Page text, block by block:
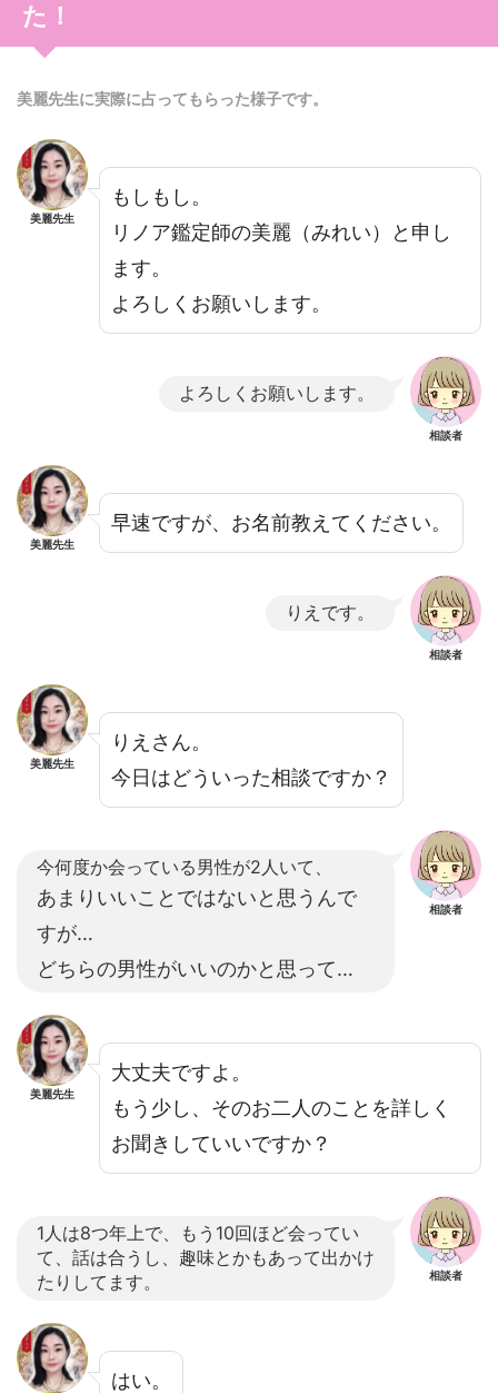
た！
美麗先生に実際に占ってもらった様子です。
美麗先生
もしもし。
リノア鑑定師の美麗（みれい）と申し
ます。
よろしくお願いします。
よろしくお願いします。
相談者
美麗先生
早速ですが、お名前教えてください。
りえです。
相談者
美麗先生
りえさん。
今日はどういった相談ですか？
今何度か会っている男性が2人いて、
あまりいいことではないと思うんで
すが…
どちらの男性がいいのかと思って…
相談者
美麗先生
大丈夫ですよ。
もう少し、そのお二人のことを詳しく
お聞きしていいですか？
1人は8つ年上で、もう10回ほど会ってい
て、話は合うし、趣味とかもあって出かけ
たりしてます。
相談者
はい。